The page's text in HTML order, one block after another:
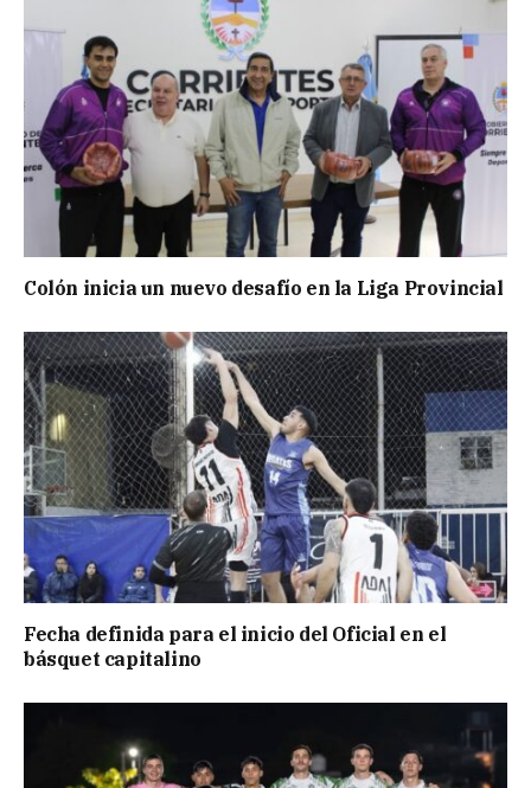
Colón inicia un nuevo desafío en la Liga Provincial
Fecha definida para el inicio del Oficial en el
básquet capitalino